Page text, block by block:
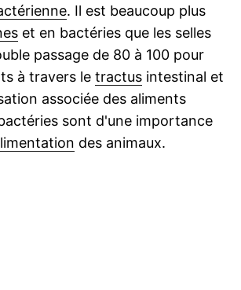
. Il est beaucoup plus
et en bactéries que les selles
passage de 80 à 100 pour
à travers le tractusintestinal et
associée des aliments
sont d'une importance
des animaux.